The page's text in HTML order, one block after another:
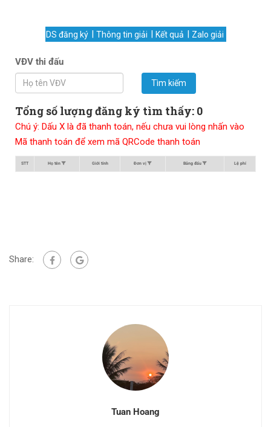
DS đăng ký Thông tin giải Kết quả Zalo giải
VĐV thi đấu
Tìm kiếm
Tổng số lượng đăng ký tìm thấy: 0
Chú ý: Dấu X là đã thanh toán, nếu chưa vui lòng nhấn vào
Mã thanh toán để xem mã QRCode thanh toán
STT Họ tên Giới tính Đơn vị Bảng đấu Lệ phí
Share:
Tuan Hoang